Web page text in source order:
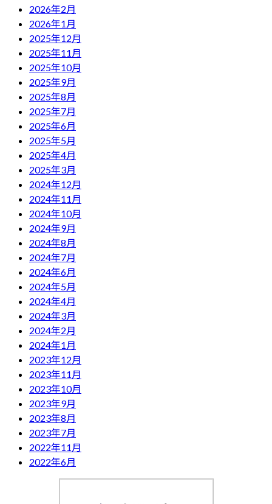
2026年2月
2026年1月
2025年12月
2025年11月
2025年10月
2025年9月
2025年8月
2025年7月
2025年6月
2025年5月
2025年4月
2025年3月
2024年12月
2024年11月
2024年10月
2024年9月
2024年8月
2024年7月
2024年6月
2024年5月
2024年4月
2024年3月
2024年2月
2024年1月
2023年12月
2023年11月
2023年10月
2023年9月
2023年8月
2023年7月
2022年11月
2022年6月